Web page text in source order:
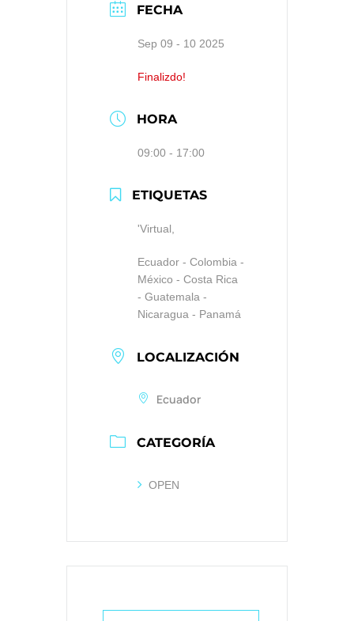
FECHA
Sep 09 - 10 2025
Finalizdo!
HORA
09:00 - 17:00
ETIQUETAS
'Virtual,
Ecuador - Colombia -
México - Costa Rica
- Guatemala -
Nicaragua - Panamá
LOCALIZACIÓN
Ecuador
CATEGORÍA
OPEN